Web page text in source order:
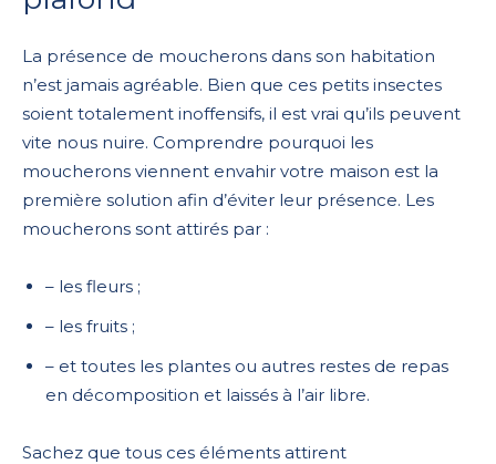
La présence de moucherons dans son habitation
n’est jamais agréable. Bien que ces petits insectes
soient totalement inoffensifs, il est vrai qu’ils peuvent
vite nous nuire. Comprendre pourquoi les
moucherons viennent envahir votre maison est la
première solution afin d’éviter leur présence. Les
moucherons sont attirés par :
– les fleurs ;
– les fruits ;
– et toutes les plantes ou autres restes de repas
en décomposition et laissés à l’air libre.
Sachez que tous ces éléments attirent